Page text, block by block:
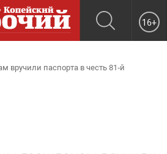
16+
паспорта в честь 81‑й